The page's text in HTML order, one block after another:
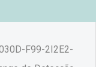
F99-2I2E2-